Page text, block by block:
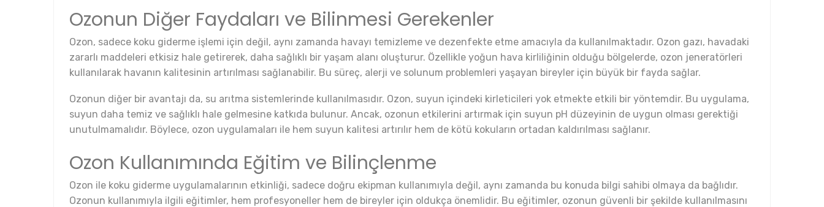
Ozonun Diğer Faydaları ve Bilinmesi Gerekenler
Ozon, sadece koku giderme işlemi için değil, aynı zamanda havayı temizleme ve dezenfekte etme amacıyla da kullanılmaktadır. Ozon gazı, havadaki
zararlı maddeleri etkisiz hale getirerek, daha sağlıklı bir yaşam alanı oluşturur. Özellikle yoğun hava kirliliğinin olduğu bölgelerde, ozon jeneratörleri
kullanılarak havanın kalitesinin artırılması sağlanabilir. Bu süreç, alerji ve solunum problemleri yaşayan bireyler için büyük bir fayda sağlar.
Ozonun diğer bir avantajı da, su arıtma sistemlerinde kullanılmasıdır. Ozon, suyun içindeki kirleticileri yok etmekte etkili bir yöntemdir. Bu uygulama,
suyun daha temiz ve sağlıklı hale gelmesine katkıda bulunur. Ancak, ozonun etkilerini artırmak için suyun pH düzeyinin de uygun olması gerektiği
unutulmamalıdır. Böylece, ozon uygulamaları ile hem suyun kalitesi artırılır hem de kötü kokuların ortadan kaldırılması sağlanır.
Ozon Kullanımında Eğitim ve Bilinçlenme
Ozon ile koku giderme uygulamalarının etkinliği, sadece doğru ekipman kullanımıyla değil, aynı zamanda bu konuda bilgi sahibi olmaya da bağlıdır.
Ozonun kullanımıyla ilgili eğitimler, hem profesyoneller hem de bireyler için oldukça önemlidir. Bu eğitimler, ozonun güvenli bir şekilde kullanılmasını